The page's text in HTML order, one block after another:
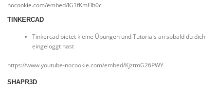
nocookie.com/embed/lG1fKmFIh0c
TINKERCAD
Tinkercad bietet kleine Übungen und Tutorials an sobald du dich
eingeloggt hast
https://www.youtube-nocookie.com/embed/KjztmG26PWY
SHAPR3D